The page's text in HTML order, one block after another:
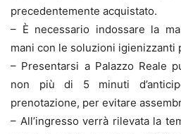
precedentemente acquistato.
– È necessario indossare la
mani con le soluzioni igienizzanti
– Presentarsi a Palazzo Reale
non più di 5 minuti
prenotazione, per evitare
– All’ingresso verrà rilevata la